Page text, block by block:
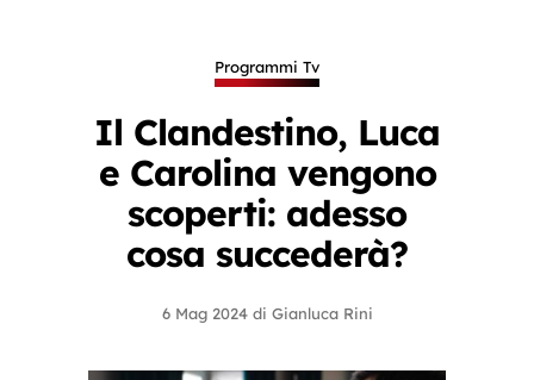
Programmi Tv
Il Clandestino, Luca
e Carolina vengono
scoperti: adesso
cosa succederà?
6 Mag 2024 di Gianluca Rini